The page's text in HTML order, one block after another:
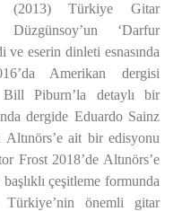
(2013) Türkiye Gitar
‘Darfur
ve eserin dinleti esnasında
Amerikan dergisi
Bill Piburn’la detaylı bir
dergide Eduardo Sainz
ait bir edisyonu
Frost 2018’de Altınörs’e
çeşitleme formunda
önemli gitar